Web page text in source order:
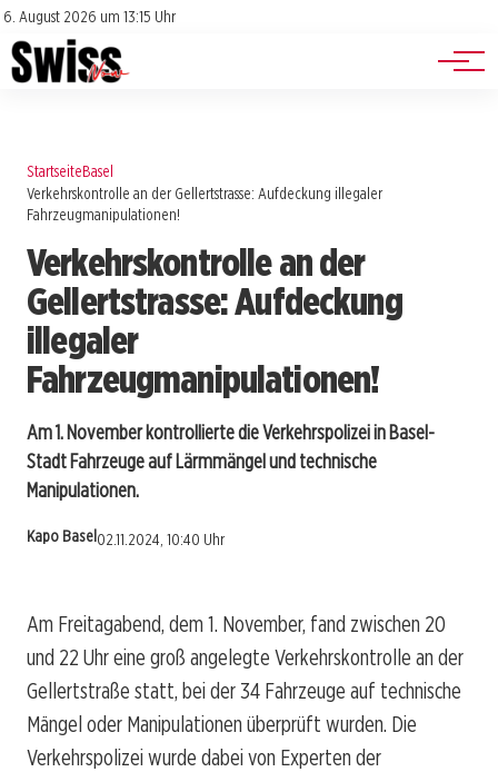
6. August 2026 um 13:15 Uhr
Impressum
Datenschutz
Jobs
Events
StartseiteBasel
Verkehrskontrolle an der Gellertstrasse: Aufdeckung illegaler
Fahrzeugmanipulationen!
Verkehrskontrolle an der
Gellertstrasse: Aufdeckung
illegaler
Fahrzeugmanipulationen!
Am 1. November kontrollierte die Verkehrspolizei in Basel-
Stadt Fahrzeuge auf Lärmmängel und technische
Manipulationen.
Kapo Basel 02.11.2024, 10:40 Uhr
Am Freitagabend, dem 1. November, fand zwischen 20
und 22 Uhr eine groß angelegte Verkehrskontrolle an der
Gellertstraße statt, bei der 34 Fahrzeuge auf technische
Mängel oder Manipulationen überprüft wurden. Die
Verkehrspolizei wurde dabei von Experten der